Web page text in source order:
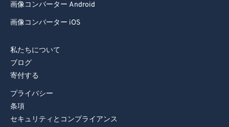
画像コンバーター Android
画像コンバーター iOS
私たちについて
ブログ
寄付する
プライバシー
条項
セキュリティとコンプライアンス